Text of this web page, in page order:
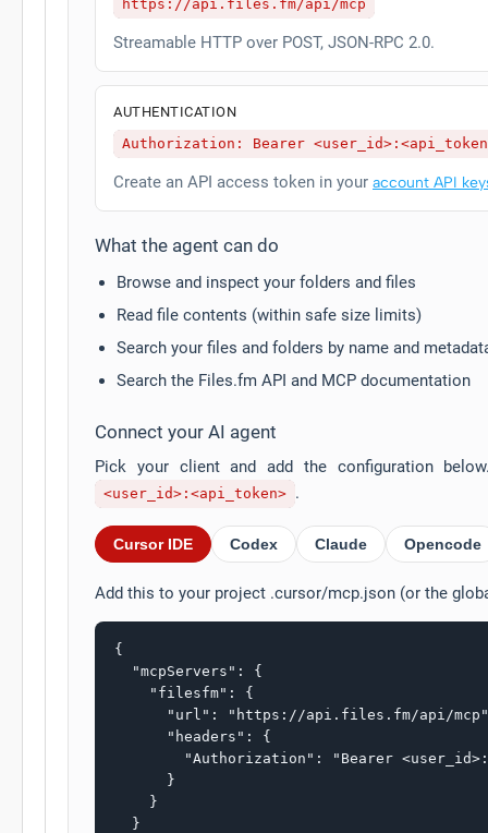
https://api.files.fm/api/mcp
Streamable HTTP over POST, JSON-RPC 2.0.
AUTHENTICATION
Authorization: Bearer
Create an API access token in your account API
What the agent can do
Browse and inspect your folders and files
Read file contents (within safe size limits)
Search your files and folders by name and
Search the Files.fm API and MCP documentation
Connect your AI agent
Pick your client and add the configuration
<user_id>:<api_token> .
Cursor IDE Codex Claude Opencode
Add this to your project .cursor/mcp.json (or the
{
  "mcpServers": {
    "filesfm": {
"url": "https://api.files.fm/api/
      "headers": {
"Authorization": "Bearer
      }
    }
  }